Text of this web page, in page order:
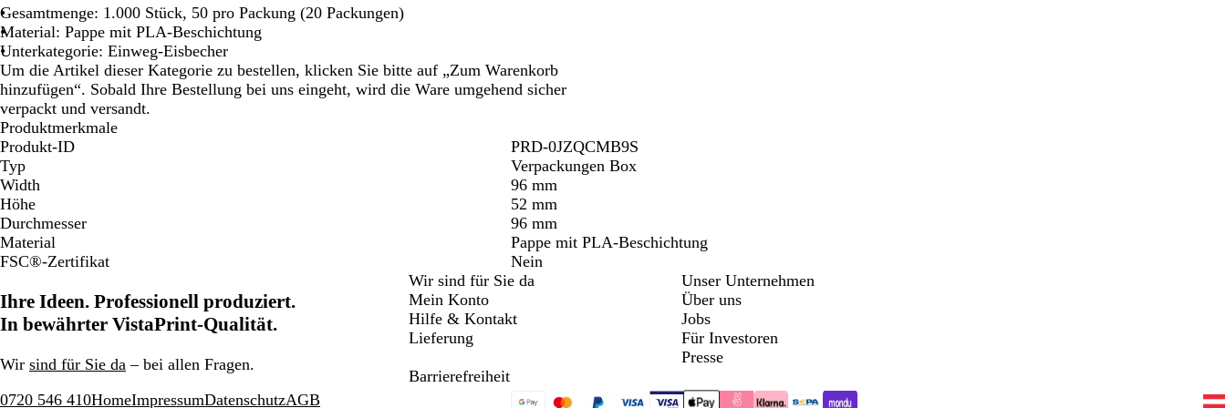
Gesamtmenge: 1.000 Stück, 50 pro Packung (20 Packungen)
Material: Pappe mit PLA-Beschichtung
Unterkategorie: Einweg-Eisbecher
Um die Artikel dieser Kategorie zu bestellen, klicken Sie bitte auf „Zum Warenkorb
hinzufügen“. Sobald Ihre Bestellung bei uns eingeht, wird die Ware umgehend sicher
verpackt und versandt.
Produktmerkmale
Produkt-ID
PRD-0JZQCMB9S
Typ
Verpackungen Box
Width
96 mm
Höhe
52 mm
Durchmesser
96 mm
Material
Pappe mit PLA-Beschichtung
FSC®-Zertifikat
Nein
Ihre Ideen. Professionell produziert.
In bewährter VistaPrint-Qualität.
Wir sind für Sie da – bei allen Fragen.
Wir sind für Sie da
Mein Konto
Hilfe & Kontakt
Lieferung
Barrierefreiheit
Unser Unternehmen
Über uns
Jobs
Für Investoren
Presse
0720 546 410HomeImpressumDatenschutzAGB